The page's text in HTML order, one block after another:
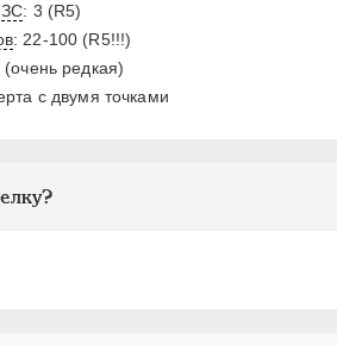
ЗС: 3 (R5)
: 22-100 (R5!!!)
(очень редкая)
с двумя точками